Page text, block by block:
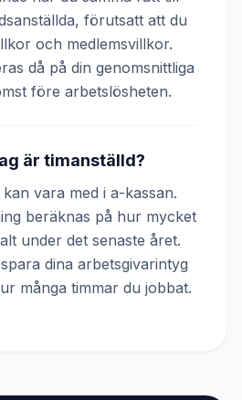
förutsatt att du
och medlemsvillkor.
då på din genomsnittliga
före arbetslösheten.
är timanställd?
vara med i a-kassan.
beräknas på hur mycket
under det senaste året.
dina arbetsgivarintyg
många timmar du jobbat.